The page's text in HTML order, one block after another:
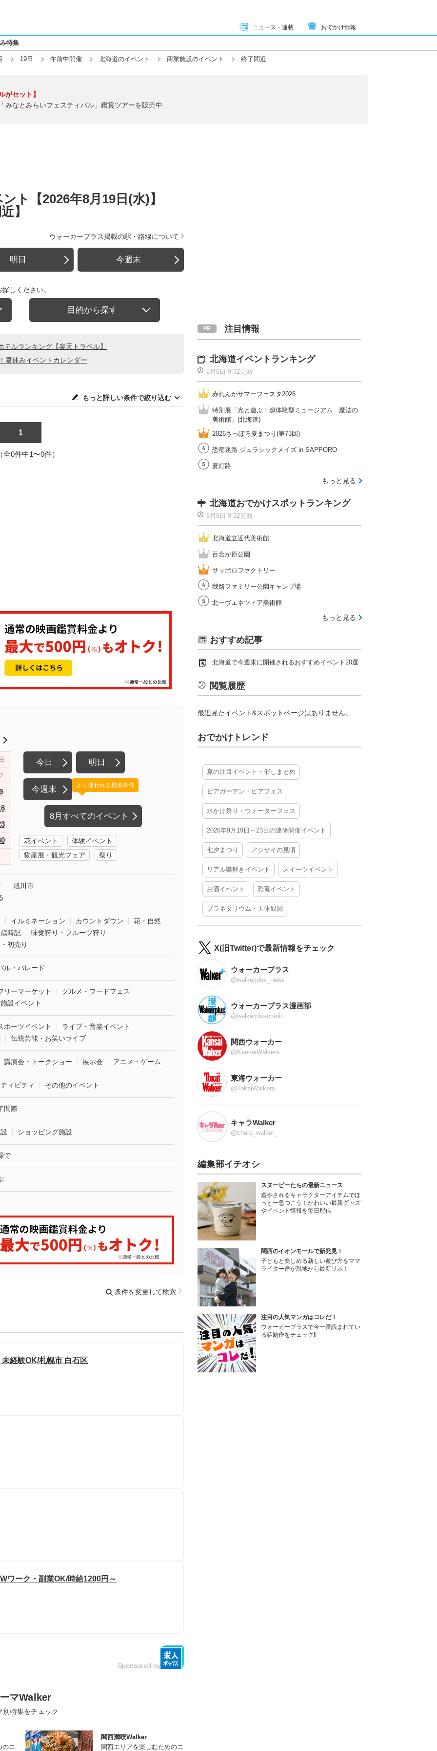
ニュース・連載 おでかけ情報
特集
19日 午前中開催 北海道のイベント 商業施設のイベント 終了間近
がセット】
みなとみらいフェスティバル」鑑賞ツアーを販売中
ト【2026年8月19日(水)】
】
ウォーカープラス掲載の駅・路線について
明日 今週末
しください。
目的から探す
ルランキング【楽天トラベル】
夏休みイベントカレンダー
もっと詳しい条件で絞り込む
1
全0件中1〜0件）
今日 明日
今週末
8月すべてのイベント
よく使われる検索条件
花イベント
体験イベント
物産展・観光フェア
祭り
旭川市
イルミネーション カウントダウン
花・自然
時記
味覚狩り・フルーツ狩り
初売り
ル・パレード
リーマーケット
グルメ・フードフェス
設イベント
ポーツイベント
ライブ・音楽イベント
伝統芸能・お笑いライブ
講演会・トークショー 展示会 アニメ・ゲーム
ィビティ その他のイベント
間際
ショッピング施設
で
条件を変更して検索
経験OK/札幌市 白石区
ワーク・副業OK/時給1200円～
Sponsored by
マWalker
別特集をチェック
のニ
関西満喫Walker
関西エリアを楽しむためのニ
注目情報
北海道イベントランキング
8月6日 9:32更新
赤れんがサマーフェスタ2026
特別展「光と遊ぶ！超体験型ミュージアム 魔法の
美術館」(北海道)
2026さっぽろ夏まつり(第73回)
恐竜迷路 ジュラシックメイズ in SAPPORO
夏灯路
もっと見る
北海道おでかけスポットランキング
8月6日 9:32更新
北海道立近代美術館
百合が原公園
サッポロファクトリー
我路ファミリー公園キャンプ場
北一ヴェネツィア美術館
もっと見る
おすすめ記事
北海道で今週末に開催されるおすすめイベント20選
閲覧履歴
最近見たイベント&スポットページはありません。
おでかけトレンド
夏の注目イベント・催しまとめ
ビアガーデン・ビアフェス
水かけ祭り・ウォーターフェス
2026年9月19日～23日の連休開催イベント
七夕まつり アジサイの見頃
リアル謎解きイベント スイーツイベント
お酒イベント 恐竜イベント
プラネタリウム・天体観測
X(旧Twitter)で最新情報をチェック
ウォーカープラス
@walkerplus_news
ウォーカープラス漫画部
@walkerpluscomic
関西ウォーカー
@KansaiWalkers
東海ウォーカー
@TokaiWalkers
キャラWalker
@chara_walker_
編集部イチオシ
スヌーピーたちの最新ニュース
癒やされるキャラクターアイテムでほ
っと一息つこう！かわいい最新グッズ
やイベント情報を毎日配信
関西のイオンモールで新発見！
子どもと楽しめる新しい遊び方をママ
ライター達が現地から最新リポ！
注目の人気マンガはコレだ！
ウォーカープラスで今一番読まれてい
る話題作をチェック!!